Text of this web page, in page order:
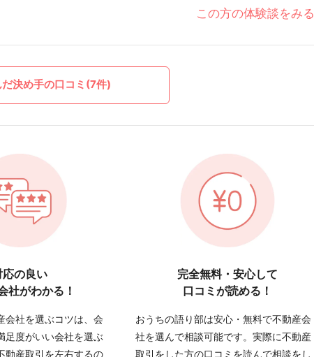
この方の体験談をみる
決め手の口コミ(7件)
応の良い
社がわかる！
会社を選ぶコツは、会
足度がいい会社を選ぶ
動産取引を左右するの
完全無料・安心して
口コミが読める！
おうちの語り部は安心・無料で不動産会
社を選んで相談可能です。実際に不動産
取引をした方の口コミを読んで相談をし